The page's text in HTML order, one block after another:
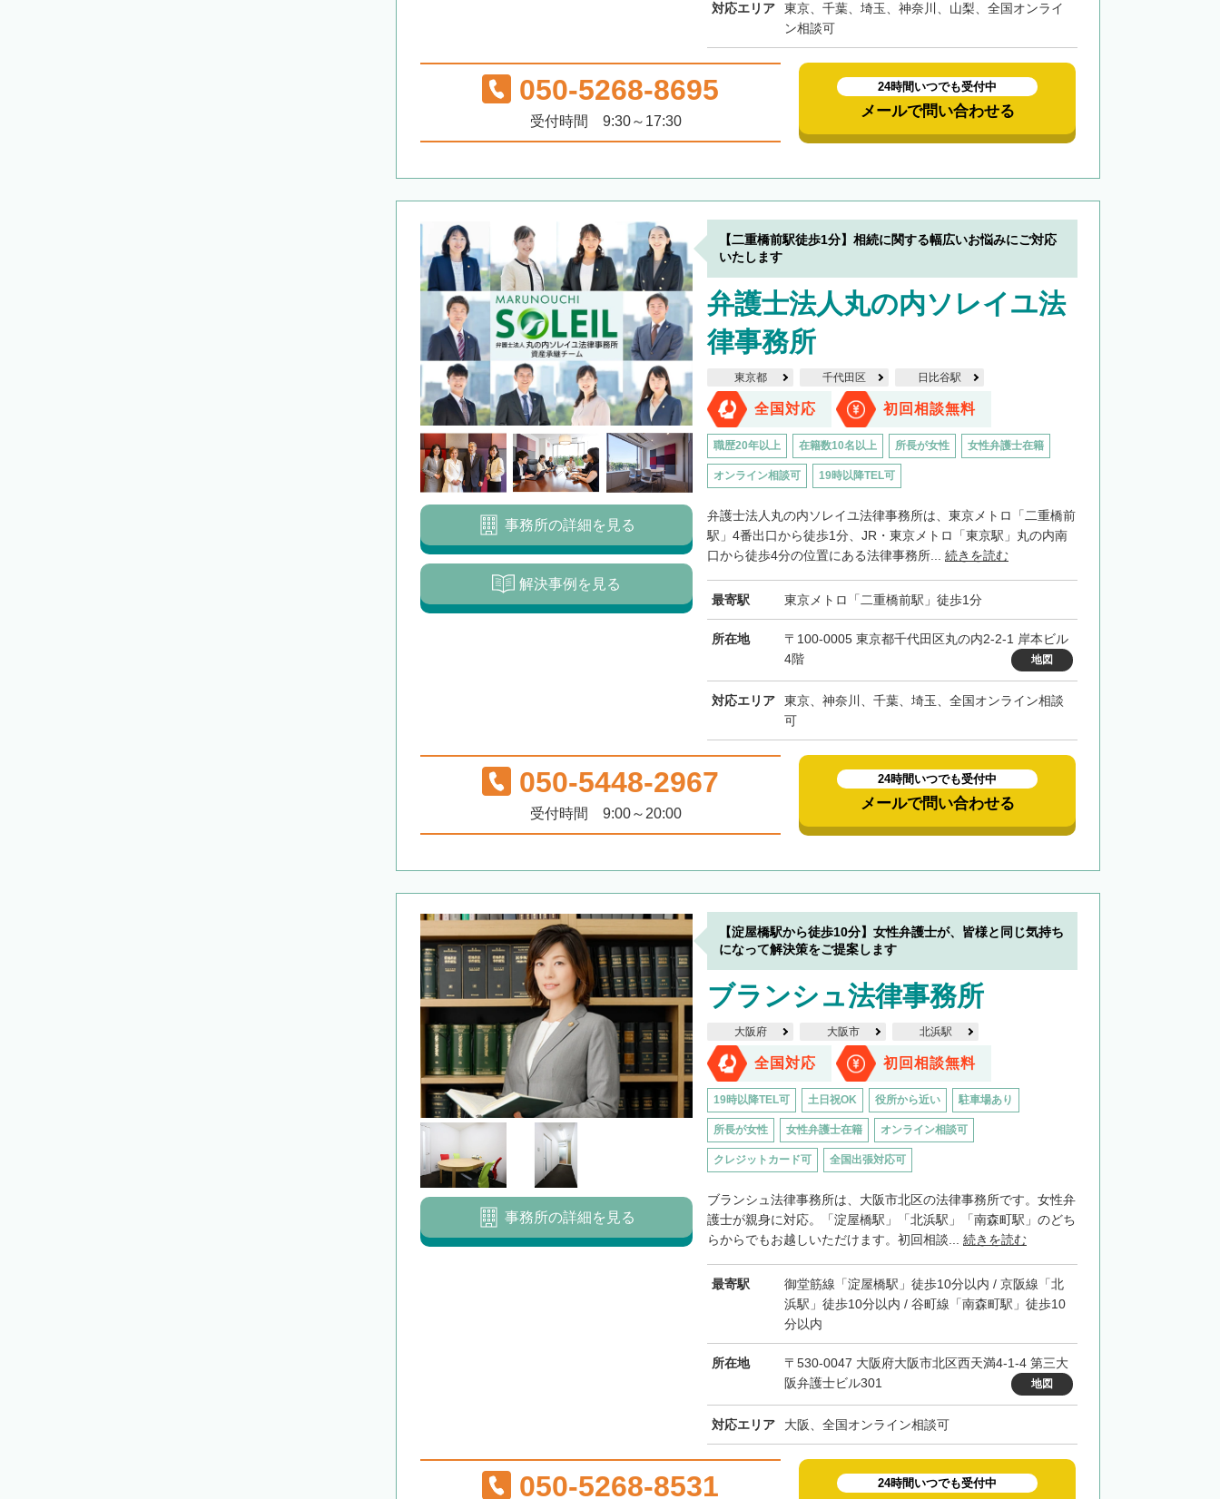
対応エリア
東京、千葉、埼玉、神奈川、山梨、全国オンライ
ン相談可
050-5268-8695
受付時間 9:30～17:30
24時間いつでも受付中
メールで問い合わせる
【二重橋前駅徒歩1分】相続に関する幅広いお悩みにご対応
いたします
弁護士法人丸の内ソレイユ法
律事務所
東京都 千代田区 日比谷駅
全国対応 初回相談無料
職歴20年以上 在籍数10名以上 所長が女性 女性弁護士在籍
オンライン相談可 19時以降TEL可
弁護士法人丸の内ソレイユ法律事務所は、東京メトロ「二重橋前
駅」4番出口から徒歩1分、JR・東京メトロ「東京駅」丸の内南
口から徒歩4分の位置にある法律事務所... 続きを読む
最寄駅 東京メトロ「二重橋前駅」徒歩1分
所在地
〒100-0005 東京都千代田区丸の内2-2-1 岸本ビル
4階
地図
対応エリア
東京、神奈川、千葉、埼玉、全国オンライン相談
可
事務所の詳細を見る
解決事例を見る
050-5448-2967
受付時間 9:00～20:00
24時間いつでも受付中
メールで問い合わせる
【淀屋橋駅から徒歩10分】女性弁護士が、皆様と同じ気持ち
になって解決策をご提案します
ブランシュ法律事務所
大阪府 大阪市 北浜駅
全国対応 初回相談無料
19時以降TEL可 土日祝OK 役所から近い 駐車場あり
所長が女性 女性弁護士在籍 オンライン相談可
クレジットカード可 全国出張対応可
ブランシュ法律事務所は、大阪市北区の法律事務所です。女性弁
護士が親身に対応。「淀屋橋駅」「北浜駅」「南森町駅」のどち
らからでもお越しいただけます。初回相談... 続きを読む
最寄駅
御堂筋線「淀屋橋駅」徒歩10分以内 / 京阪線「北
浜駅」徒歩10分以内 / 谷町線「南森町駅」徒歩10
分以内
所在地
〒530-0047 大阪府大阪市北区西天満4-1-4 第三大
阪弁護士ビル301
地図
対応エリア 大阪、全国オンライン相談可
事務所の詳細を見る
050-5268-8531 24時間いつでも受付中